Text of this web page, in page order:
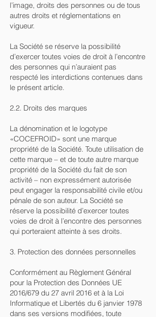
l’image, droits des personnes ou de tous
autres droits et réglementations en
vigueur.
La Société se réserve la possibilité
d’exercer toutes voies de droit à l’encontre
des personnes qui n’auraient pas
respecté les interdictions contenues dans
le présent article.
2.2. Droits des marques
La dénomination et le logotype
«COCEFROID» sont une marque
propriété de la Société. Toute utilisation de
cette marque – et de toute autre marque
propriété de la Société du fait de son
activité – non expressément autorisée
peut engager la responsabilité civile et/ou
pénale de son auteur. La Société se
réserve la possibilité d’exercer toutes
voies de droit à l’encontre des personnes
qui porteraient atteinte à ses droits.
3. Protection des données personnelles
Conformément au Règlement Général
pour la Protection des Données UE
2016/679 du 27 avril 2016 et à la Loi
Informatique et Libertés du 6 janvier 1978
dans ses versions modifiées, toute